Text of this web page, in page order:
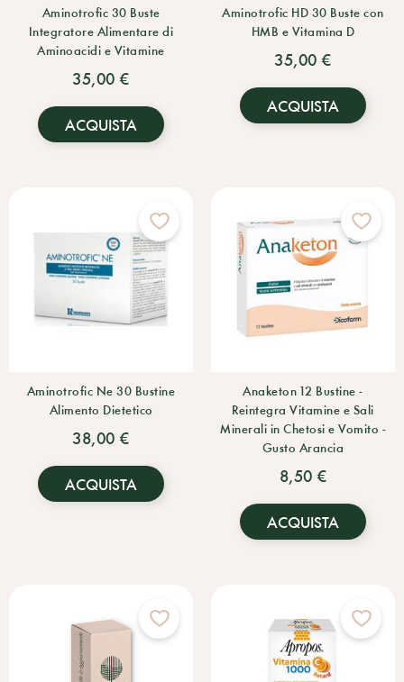
Aminotrofic 30 Buste
Integratore Alimentare di
Aminoacidi e Vitamine
35,00 €
ACQUISTA
Aminotrofic HD 30 Buste con
HMB e Vitamina D
35,00 €
ACQUISTA
Aminotrofic Ne 30 Bustine
Alimento Dietetico
38,00 €
ACQUISTA
Anaketon 12 Bustine -
Reintegra Vitamine e Sali
Minerali in Chetosi e Vomito -
Gusto Arancia
8,50 €
ACQUISTA